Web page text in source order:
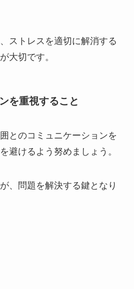
ストレスを適切に解消する
大切です。
を重視すること
とのコミュニケーションを
避けるよう努めましょう。
、問題を解決する鍵となり